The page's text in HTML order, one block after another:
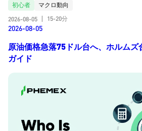
初心者
マクロ動向
2026-08-05
15-20分
2026-08-05
原油価格急落75ドル台へ、ホルム
ガイド